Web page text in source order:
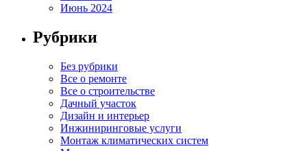
Июнь 2024
Рубрики
Без рубрики
Все о ремонте
Все о строительстве
Дачный участок
Дизайн и интерьер
Инжиниринговые услуги
Монтаж климатических систем